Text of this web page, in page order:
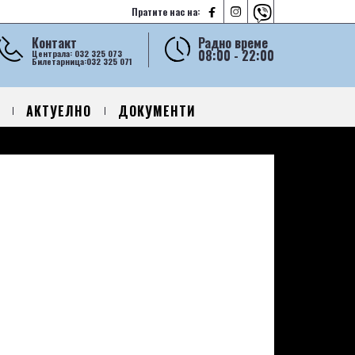
Пратите нас на:   
Радно време
08:00 - 22:00
Контакт
Централа: 032 325 073
Билетарница:032 325 071
АКТУЕЛНО ДОКУМЕНТИ